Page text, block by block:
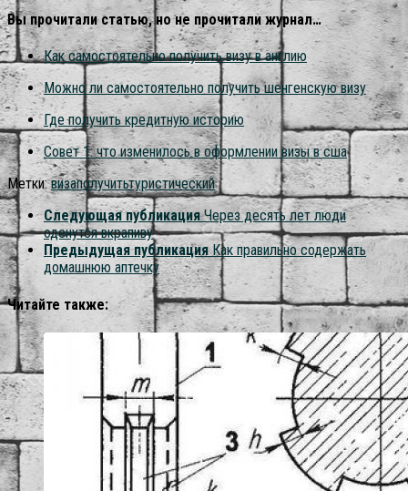
Вы прочитали статью, но не прочитали журнал…
Как самостоятельно получить визу в англию
Можно ли самостоятельно получить шенгенскую визу
Где получить кредитную историю
Совет 1: что изменилось в оформлении визы в сша
Метки: визаполучитьтуристический
Следующая публикация Через десять лет люди
оденутся вкрапиву
Предыдущая публикация Как правильно содержать
домашнюю аптечку
Читайте также: